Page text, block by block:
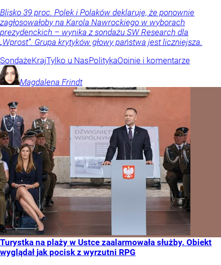
Blisko 39 proc. Polek i Polaków deklaruje, że ponownie
zagłosowałoby na Karola Nawrockiego w wyborach
prezydenckich – wynika z sondażu SW Research dla
„Wprost”. Grupa krytyków głowy państwa jest liczniejsza.
SondażeKrajTylko u NasPolitykaOpinie i komentarze
Magdalena Frindt
Turystka na plaży w Ustce zaalarmowała służby. Obiekt
wyglądał jak pocisk z wyrzutni RPG